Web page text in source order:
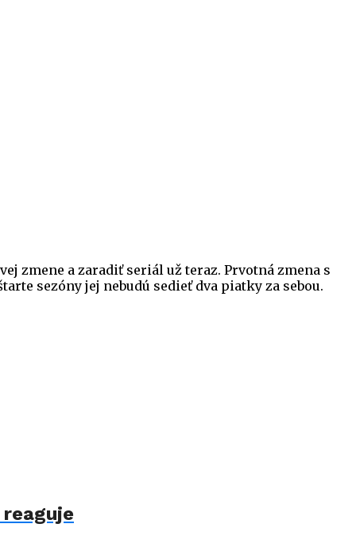
zmene a zaradiť seriál už teraz. Prvotná zmena s
sezóny jej nebudú sedieť dva piatky za sebou.